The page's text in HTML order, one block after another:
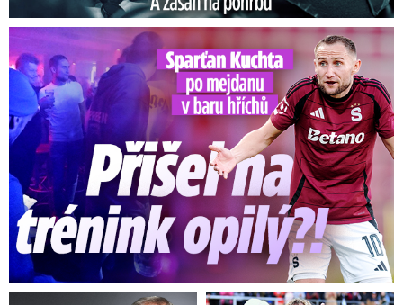
Kuchta po mejdanu v baru hříchů: Přišel na trénink opilý?!